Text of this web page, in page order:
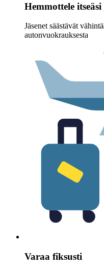
Hemmottele itseäsi
Jäsenet säästävät
autonvuokrauksesta
Varaa fiksusti